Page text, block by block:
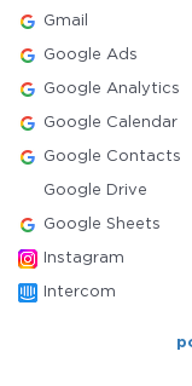
Gmail
Google Ads
Google Analytics
Google Calendar
Google Contacts
Google Drive
Google Sheets
Instagram
Intercom